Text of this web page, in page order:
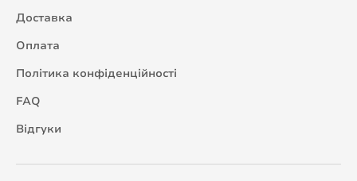
Доставка
Оплата
Політика конфіденційності
FAQ
Відгуки